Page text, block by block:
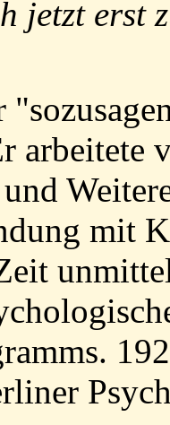
jetzt erst
arbeitete
mit